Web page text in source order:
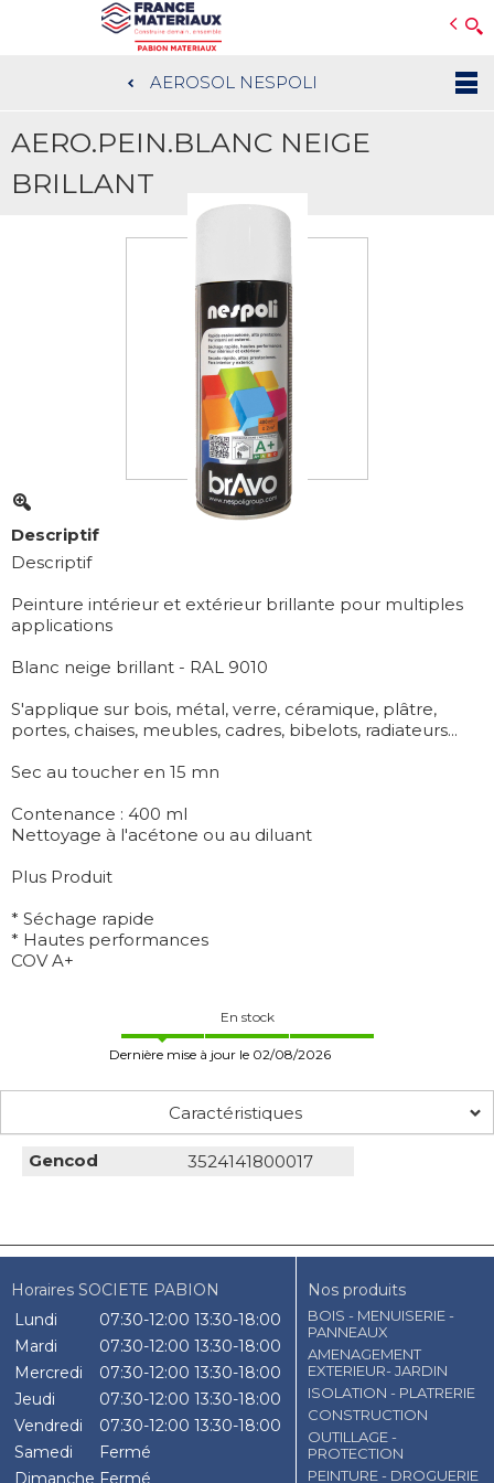
contenu
AEROSOL NESPOLI
AERO.PEIN.BLANC NEIGE
BRILLANT
Descriptif
Descriptif
Peinture intérieur et extérieur brillante pour multiples
applications
Blanc neige brillant - RAL 9010
S'applique sur bois, métal, verre, céramique, plâtre,
portes, chaises, meubles, cadres, bibelots, radiateurs...
Sec au toucher en 15 mn
Contenance : 400 ml
Nettoyage à l'acétone ou au diluant
Plus Produit
* Séchage rapide
* Hautes performances
COV A+
En stock
Dernière mise à jour le 02/08/2026
Caractéristiques
Gencod 3524141800017
Horaires SOCIETE PABION
Lundi
07:30-12:00 13:30-18:00
Mardi
07:30-12:00 13:30-18:00
Mercredi
07:30-12:00 13:30-18:00
Jeudi
07:30-12:00 13:30-18:00
Vendredi
07:30-12:00 13:30-18:00
Samedi
Fermé
Dimanche Fermé
Nos produits
BOIS - MENUISERIE -
PANNEAUX
AMENAGEMENT
EXTERIEUR- JARDIN
ISOLATION - PLATRERIE
CONSTRUCTION
OUTILLAGE -
PROTECTION
PEINTURE - DROGUERIE